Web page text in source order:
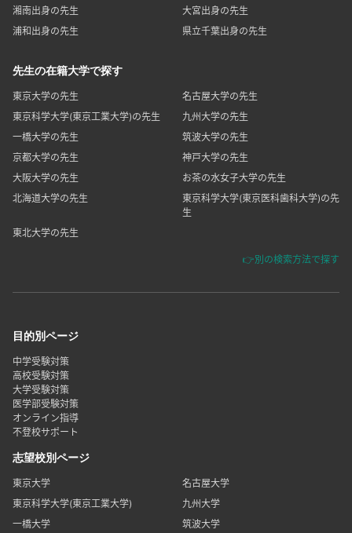
湘南出身の先生
大宮出身の先生
浦和出身の先生
県立千葉出身の先生
先生の在籍大学で探す
東京大学の先生
名古屋大学の先生
東京科学大学(東京工業大学)の先生
九州大学の先生
一橋大学の先生
筑波大学の先生
京都大学の先生
神戸大学の先生
大阪大学の先生
お茶の水女子大学の先生
北海道大学の先生
東京科学大学(東京医科歯科大学)の先
生
東北大学の先生
👉別の検索方法で探す
目的別ページ
中学受験対策
高校受験対策
大学受験対策
医学部受験対策
オンライン指導
不登校サポート
志望校別ページ
東京大学
名古屋大学
東京科学大学(東京工業大学)
九州大学
一橋大学
筑波大学